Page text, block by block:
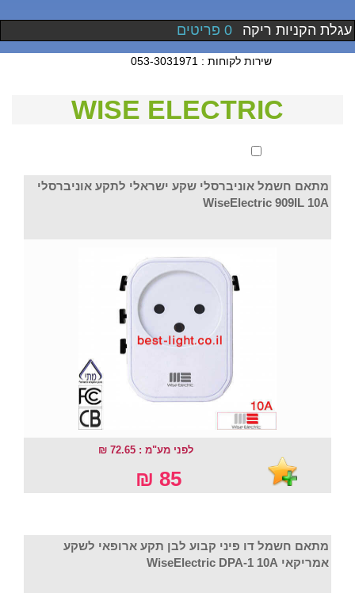
עגלת הקניות ריקה 0 פריטים
שירות לקוחות : 053-3031971
WISE ELECTRIC
מתאם חשמל אוניברסלי שקע ישראלי לתקע אוניברסלי
WiseElectric 909IL 10A
לפני מע"מ : 72.65 ₪
85 ₪
מתאם חשמל דו פיני קבוע לבן תקע ארופאי לשקע
אמריקאי WiseElectric DPA-1 10A